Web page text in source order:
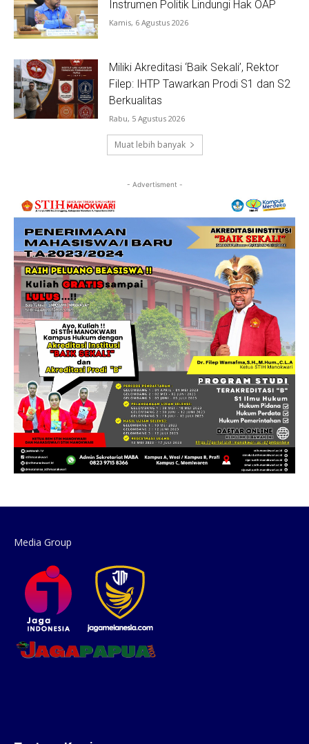
Instrumen Politik Lindungi Hak OAP
Kamis, 6 Agustus 2026
Miliki Akreditasi ‘Baik Sekali’, Rektor
Filep: IHTP Tawarkan Prodi S1 dan S2
Berkualitas
Rabu, 5 Agustus 2026
Muat lebih banyak
- Advertisment -
Media Group